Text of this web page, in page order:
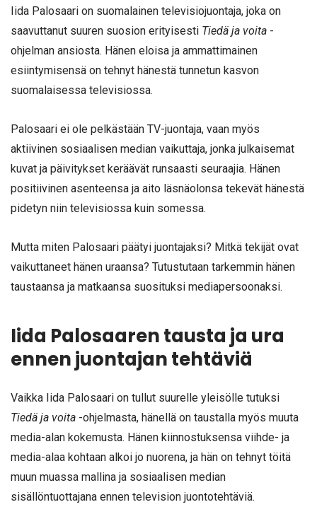
Iida Palosaari on suomalainen televisiojuontaja, joka on
saavuttanut suuren suosion erityisesti Tiedä ja voita -
ohjelman ansiosta. Hänen eloisa ja ammattimainen
esiintymisensä on tehnyt hänestä tunnetun kasvon
suomalaisessa televisiossa.
Palosaari ei ole pelkästään TV-juontaja, vaan myös
aktiivinen sosiaalisen median vaikuttaja, jonka julkaisemat
kuvat ja päivitykset keräävät runsaasti seuraajia. Hänen
positiivinen asenteensa ja aito läsnäolonsa tekevät hänestä
pidetyn niin televisiossa kuin somessa.
Mutta miten Palosaari päätyi juontajaksi? Mitkä tekijät ovat
vaikuttaneet hänen uraansa? Tutustutaan tarkemmin hänen
taustaansa ja matkaansa suosituksi mediapersoonaksi.
Iida Palosaaren tausta ja ura
ennen juontajan tehtäviä
Vaikka Iida Palosaari on tullut suurelle yleisölle tutuksi
Tiedä ja voita -ohjelmasta, hänellä on taustalla myös muuta
media-alan kokemusta. Hänen kiinnostuksensa viihde- ja
media-alaa kohtaan alkoi jo nuorena, ja hän on tehnyt töitä
muun muassa mallina ja sosiaalisen median
sisällöntuottajana ennen television juontotehtäviä.